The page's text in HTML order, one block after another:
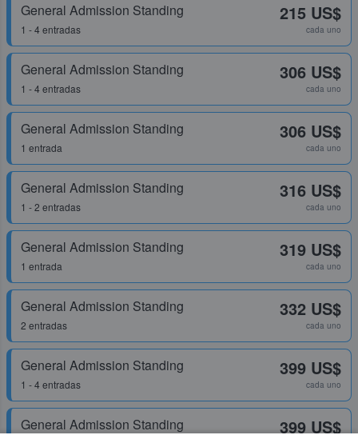
General Admission Standing
1 - 4 entradas
215 US$
cada uno
General Admission Standing
1 - 4 entradas
306 US$
cada uno
General Admission Standing
1 entrada
306 US$
cada uno
General Admission Standing
1 - 2 entradas
316 US$
cada uno
General Admission Standing
1 entrada
319 US$
cada uno
General Admission Standing
2 entradas
332 US$
cada uno
General Admission Standing
1 - 4 entradas
399 US$
cada uno
General Admission Standing 399 US$